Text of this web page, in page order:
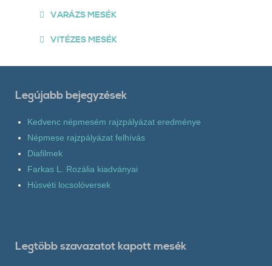
VARÁZS MESÉK
VITÉZES MESÉK
Legújabb bejegyzések
Kedvenc népmesém rajzpályázat eredménye
Népmese rajzpályázat felhívás
Diafilmek
Farkas L. Rozália kiadványai
Húsvéti locsolóversek
Legtöbb szavazatot kapott mesék